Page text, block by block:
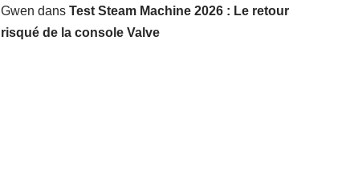
Gwen dans Test Steam Machine 2026 : Le retour
risqué de la console Valve